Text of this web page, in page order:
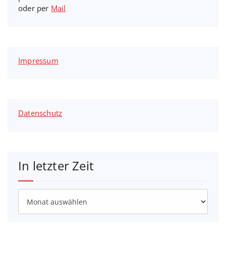
oder per Mail
Impressum
Datenschutz
In letzter Zeit
letzter
Zeit